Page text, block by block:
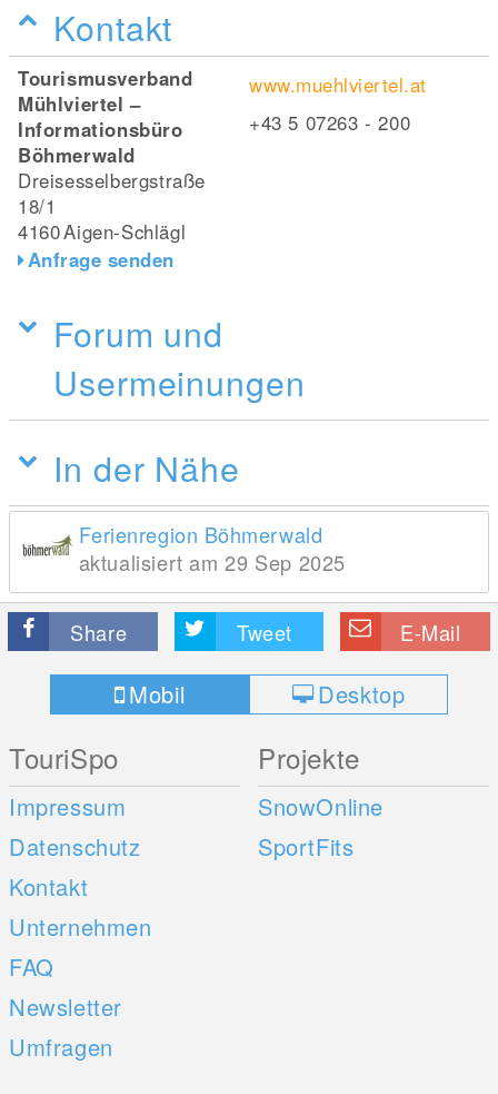
Kontakt
Tourismusverband
Mühlviertel –
Informationsbüro
Böhmerwald
Dreisesselbergstraße
18/1
4160Aigen-Schlägl
Anfrage senden
www.muehlviertel.at
+43 5 07263 - 200
Forum und
Usermeinungen
In der Nähe
Ferienregion Böhmerwald
aktualisiert am 29 Sep 2025
Share Tweet E-Mail
Mobil Desktop
TouriSpo
Impressum
Datenschutz
Kontakt
Unternehmen
FAQ
Newsletter
Umfragen
Projekte
SnowOnline
SportFits